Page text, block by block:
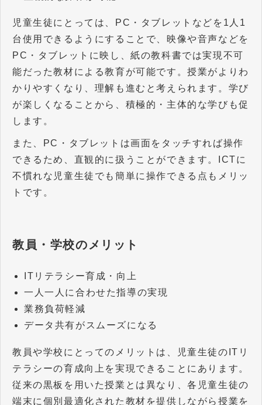
児童生徒にとっては、PC・タブレットなどを1人1
台使用できるようにすることで、映像や音声などを
PC・タブレットに映し、紙の教科書では実現不可
能だった教材による教育が可能です。授業がよりわ
かりやすくなり、理解も進むと考えられます。学び
が楽しくなることから、積極的・主体的な学びも促
します。
また、PC・タブレットは画面をタッチすれば操作
できるため、直観的に扱うことができます。ICTに
不慣れな児童生徒でも簡単に操作できる点もメリッ
トです。
教員・学校のメリット
ITリテラシー育成・向上
一人一人に合わせた指導の実現
業務負荷軽減
データ共有がスムーズになる
教員や学校にとってのメリットは、児童生徒のITリ
テラシーの育成向上を実現できることにあります。
従来の黒板を用いた授業とは異なり、各児童生徒の
端末に個別最適化された教材を提供しながら授業を